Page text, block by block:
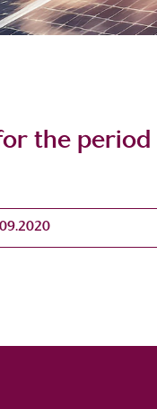
the period